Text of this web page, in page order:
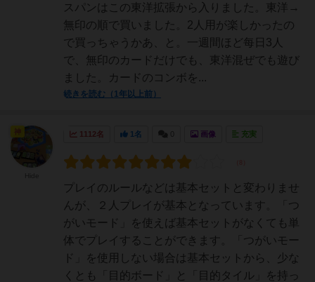
スパンはこの東洋拡張から入りました。東洋→
無印の順で買いました。2人用が楽しかったの
で買っちゃうかあ、と。一週間ほど每日3人
で、無印のカードだけでも、東洋混ぜでも遊び
ました。カードのコンボを...
続きを読む（1年以上前）
1112名 1名 画像 充実
プレイのルールなどは基本セットと変わりませ
んが、２人プレイが基本となっています。「つ
がいモード」を使えば基本セットがなくても単
体でプレイすることができます。「つがいモー
ド」を使用しない場合は基本セットから、少な
くとも「目的ボード」と「目的タイル」を持っ
神